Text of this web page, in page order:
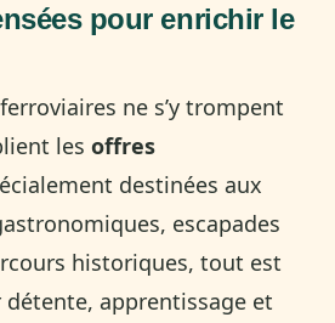
pour enrichir le
ne s’y trompent
les offres
destinées aux
escapades
historiques, tout est
apprentissage et